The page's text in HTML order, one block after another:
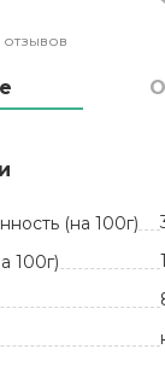
отзывов
(на 100г)
100г)